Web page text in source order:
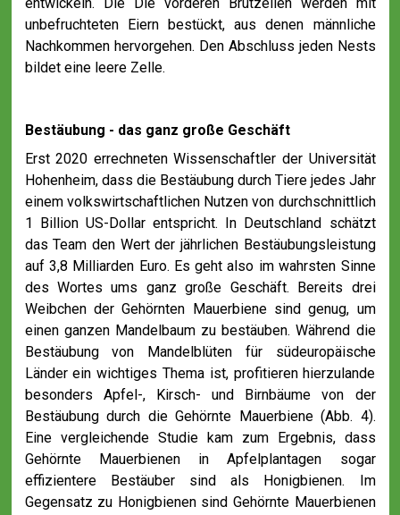
unbefruchteten Eiern bestückt, aus denen männliche
Nachkommen hervorgehen. Den Abschluss jeden Nests
bildet eine leere Zelle.
Bestäubung - das ganz große Geschäft
Erst 2020 errechneten Wissenschaftler der Universität
Hohenheim, dass die Bestäubung durch Tiere jedes Jahr
einem volkswirtschaftlichen Nutzen von durchschnittlich
1 Billion US-Dollar entspricht. In Deutschland schätzt
das Team den Wert der jährlichen Bestäubungsleistung
auf 3,8 Milliarden Euro. Es geht also im wahrsten Sinne
des Wortes ums ganz große Geschäft. Bereits drei
Weibchen der Gehörnten Mauerbiene sind genug, um
einen ganzen Mandelbaum zu bestäuben. Während die
Bestäubung von Mandelblüten für südeuropäische
Länder ein wichtiges Thema ist, profitieren hierzulande
besonders Apfel-, Kirsch- und Birnbäume von der
Bestäubung durch die Gehörnte Mauerbiene (Abb. 4).
Eine vergleichende Studie kam zum Ergebnis, dass
Gehörnte Mauerbienen in Apfelplantagen sogar
effizientere Bestäuber sind als Honigbienen. Im
Gegensatz zu Honigbienen sind Gehörnte Mauerbienen